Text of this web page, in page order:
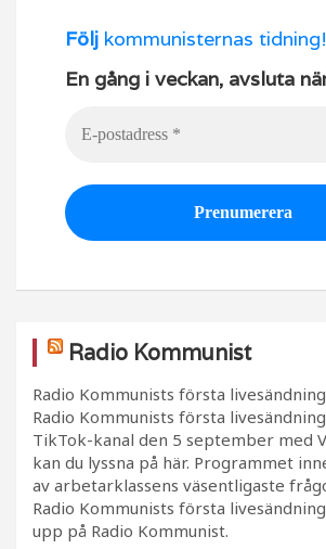
Följ kommunisternas tidning!
En gång i veckan, avsluta
Radio Kommunist
Radio Kommunists första
Radio Kommunists första
TikTok-kanal den 5 september med
kan du lyssna på här. Programmet
av arbetarklassens väsentligaste
Radio Kommunists första
upp på Radio Kommunist.